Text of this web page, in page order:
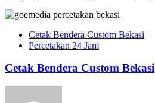
Cetak Bendera Custom Bekasi
Percetakan 24 Jam
Cetak Bendera Custom Bekasi